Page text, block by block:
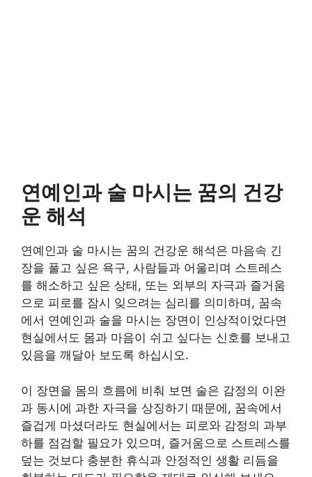
연예인과 술 마시는 꿈의 건강
운 해석
연예인과 술 마시는 꿈의 건강운 해석은 마음속 긴
장을 풀고 싶은 욕구, 사람들과 어울리며 스트레스
를 해소하고 싶은 상태, 또는 외부의 자극과 즐거움
으로 피로를 잠시 잊으려는 심리를 의미하며, 꿈속
에서 연예인과 술을 마시는 장면이 인상적이었다면
현실에서도 몸과 마음이 쉬고 싶다는 신호를 보내고
있음을 깨달아 보도록 하십시오.
이 장면을 몸의 흐름에 비춰 보면 술은 감정의 이완
과 동시에 과한 자극을 상징하기 때문에, 꿈속에서
즐겁게 마셨더라도 현실에서는 피로와 감정의 과부
하를 점검할 필요가 있으며, 즐거움으로 스트레스를
덮는 것보다 충분한 휴식과 안정적인 생활 리듬을